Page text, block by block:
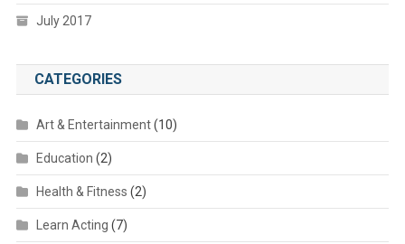
July 2017
CATEGORIES
Art & Entertainment(10)
Education (2)
Health & Fitness (2)
Learn Acting (7)